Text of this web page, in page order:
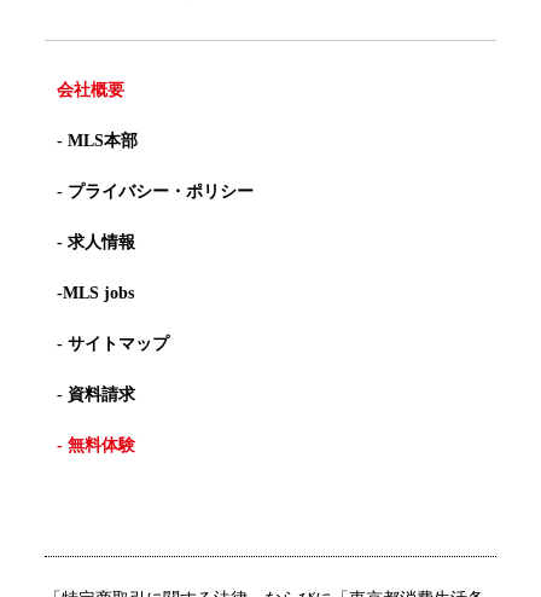
会社概要
- MLS本部
- プライバシー・ポリシー
- 求人情報
-MLS jobs
- サイトマップ
- 資料請求
- 無料体験